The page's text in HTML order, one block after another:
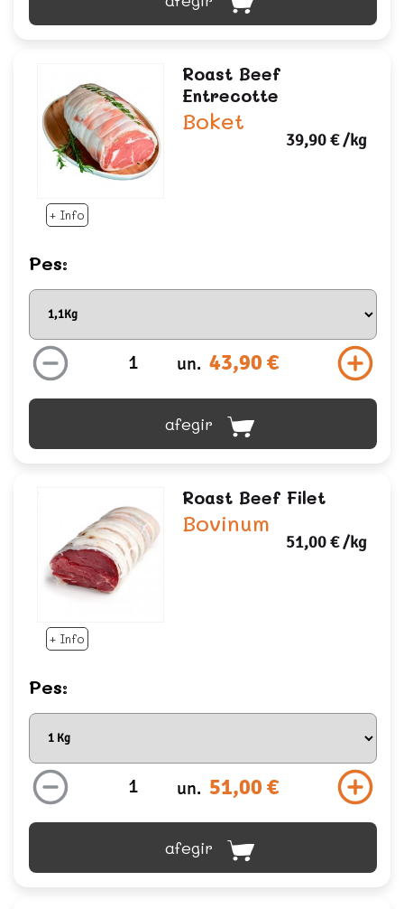
+ Info
Roast Beef
Entrecotte
Boket
39,90 €/kg
Pes:
un. 43,90 €
afegir
+ Info
Roast Beef Filet
Bovinum
51,00 €/kg
Pes:
un. 51,00 €
afegir